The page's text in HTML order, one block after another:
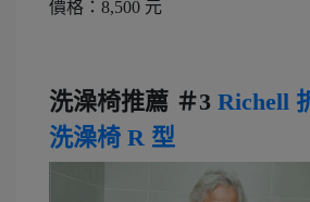
價格：8,500 元
洗澡椅推薦 ＃3 Richell
洗澡椅 R 型